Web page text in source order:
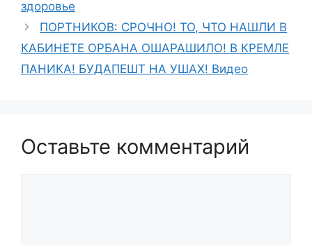
здоровье
ПОРТНИКОВ: СРОЧНО! ТО, ЧТО НАШЛИ В
КАБИНЕТЕ ОРБАНА ОШАРАШИЛО! В КРЕМЛЕ
ПАНИКА! БУДАПЕШТ НА УШАХ! Видео
Оставьте комментарий